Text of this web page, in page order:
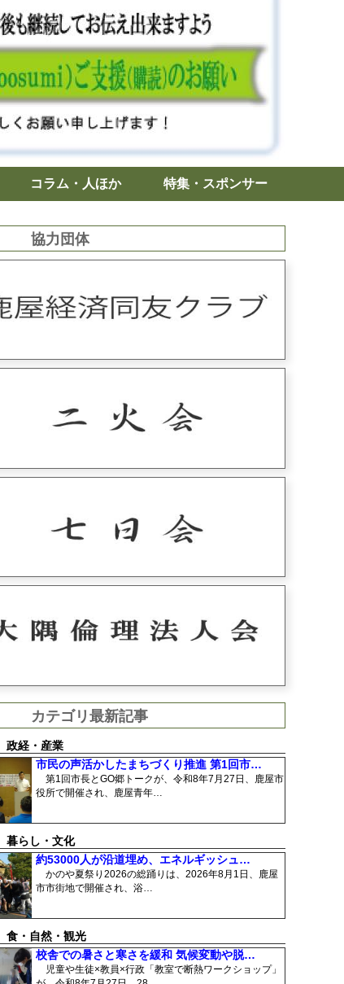
コラム・人ほか 特集・スポンサー
協力団体
カテゴリ最新記事
政経・産業
市民の声活かしたまちづくり推進 第1回市…
第1回市長とGO郷トークが、令和8年7月27日、鹿屋市
役所で開催され、鹿屋青年…
暮らし・文化
約53000人が沿道埋め、エネルギッシュ…
かのや夏祭り2026の総踊りは、2026年8月1日、鹿屋
市市街地で開催され、浴…
食・自然・観光
校舎での暑さと寒さを緩和 気候変動や脱…
児童や生徒×教員×行政「教室で断熱ワークショップ」